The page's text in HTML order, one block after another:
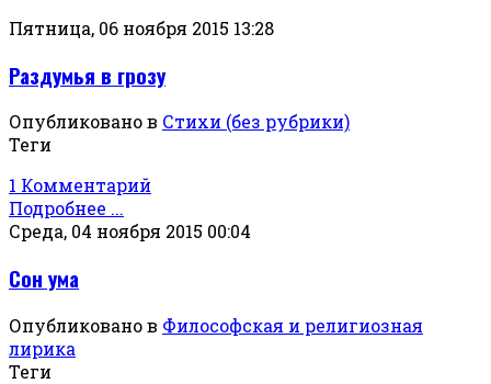
Пятница, 06 ноября 2015 13:28
Раздумья в грозу
Опубликовано в Стихи (без рубрики)
Теги
1 Комментарий
Подробнее ...
Среда, 04 ноября 2015 00:04
Сон ума
Опубликовано в Философская и религиозная
лирика
Теги